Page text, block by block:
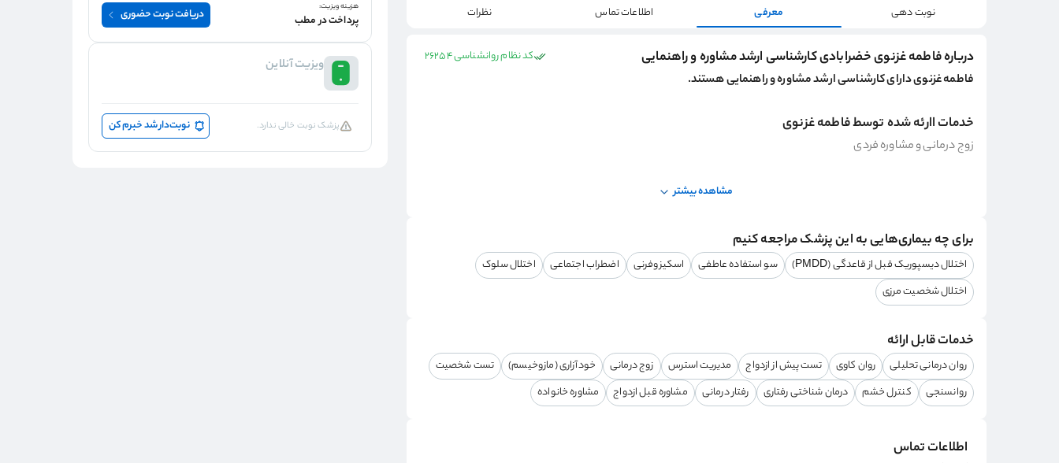
نوبت دهی معرفی اطلاعات تماس نظرات هزینه ویزیت:
پرداخت در مطب دریافت نوبت حضوری
ویزیت آنلاین
پزشک نوبت خالی ندارد. نوبت‌دار شد خبرم کن
درباره فاطمه غزنوی خضرابادی کارشناسی ارشد مشاوره و راهنمایی کد نظام روانشناسی 26254
فاطمه غزنوی دارای کارشناسی ارشد مشاوره و راهنمایی هستند.
خدمات اارئه شده توسط فاطمه غزنوی
زوج درمانی و مشاوره فردی
مشاهده بیشتر
برای چه بیماری‌هایی به این پزشک مراجعه کنیم
اختلال دیسپوریک قبل از قاعدگی (PMDD) سو استفاده عاطفی اسکیزوفرنی اضطراب اجتماعی
اختلال سلوک
اختلال شخصیت مرزی
خدمات قابل ارائه
روان درمانی تحلیلی روان کاوی تست پیش از ازدواج مدیریت استرس زوج درمانی خودآزاری (مازوخیسم)
تست شخصیت
روانسنجی
کنترل خشم درمان شناختی رفتاری رفتار درمانی مشاوره قبل ازدواج مشاوره خانواده
اطلاعات تماس